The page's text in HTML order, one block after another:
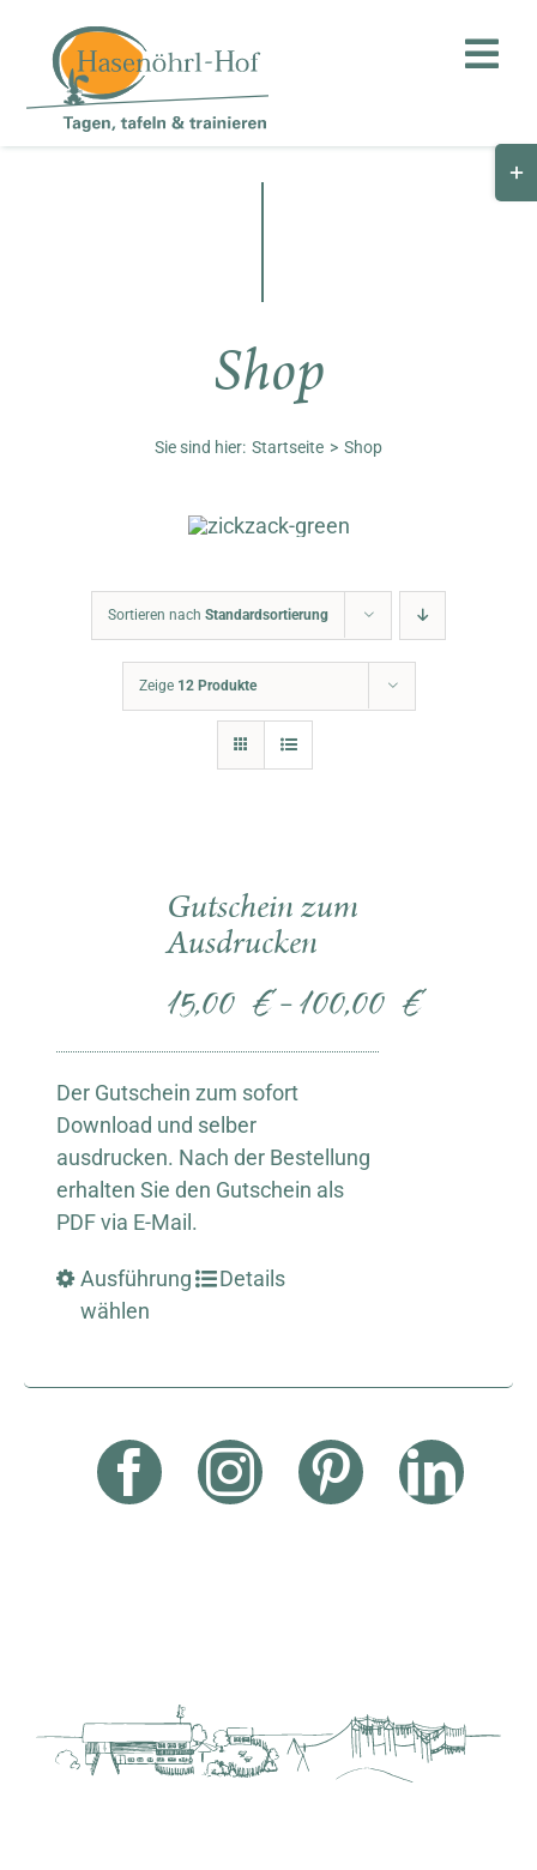
springen
Unternehmen
Shop
Sie sind hier: Startseite Shop
Sortieren nach Standardsortierung
Zeige 12 Produkte
Gutschein zum
Ausdrucken
15,00€ – 100,00€
Der Gutschein zum sofort
Download und selber
ausdrucken. Nach der Bestellung
erhalten Sie den Gutschein als
PDF via E-Mail.
Ausführung
wählen
Details